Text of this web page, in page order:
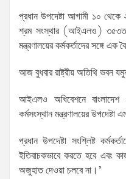
প্রধান উপদেষ্টা আগামী ১০ থেকে
শ্রম সংস্থার (আইএলও)
মন্ত্রণালয়ের কর্মকর্তাদের সঙ্গে এক
আজ বুধবার রাষ্ট্রীয় অতিথি ভবন
আইএলও অধিবেশনে বাংলাদেশ
কর্মসংস্থান মন্ত্রণালয়ের
প্রধান উপদেষ্টা সংশ্লিষ্ট
ইতিবাচকভাবে করতে হবে এবং
অজুহাত দেওয়া চলবে না।’